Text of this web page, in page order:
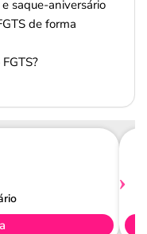
saque-aniversário
de forma